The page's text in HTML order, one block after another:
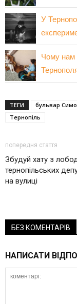
У
Чому нам
ТЕГИ бульвар
Тернопіль
попередня стаття
Збудуй хату з
тернопільських
на вулиці
БЕЗ КОМЕНТАРІВ
НАПИСАТИ